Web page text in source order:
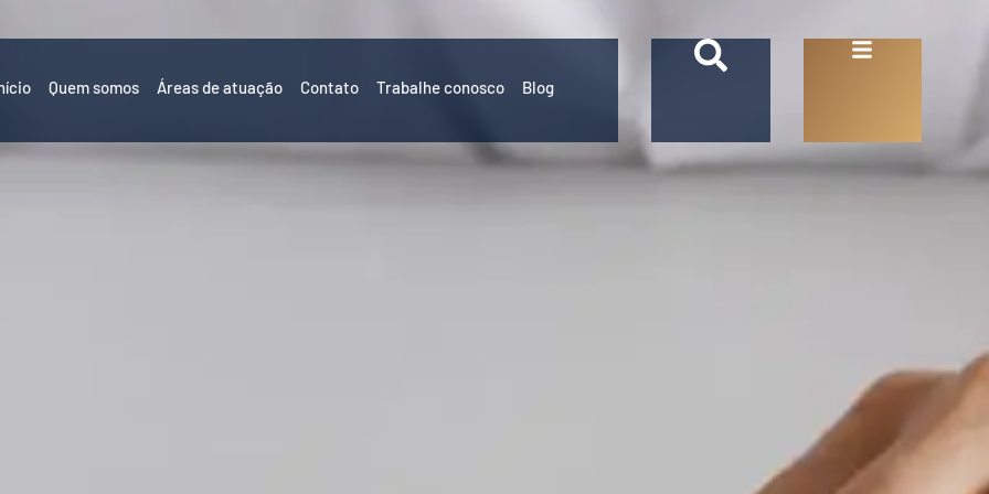
Quem somos Áreas de atuação Contato Trabalhe conosco Blog